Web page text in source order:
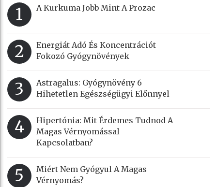
1 A Kurkuma Jobb Mint A Prozac
2
Energiát Adó És Koncentrációt
Fokozó Gyógynövények
3
Astragalus: Gyógynövény 6
Hihetetlen Egészségügyi Előnnyel
4
Hipertónia: Mit Érdemes Tudnod A
Magas Vérnyomással
Kapcsolatban?
5
Miért Nem Gyógyul A Magas
Vérnyomás?